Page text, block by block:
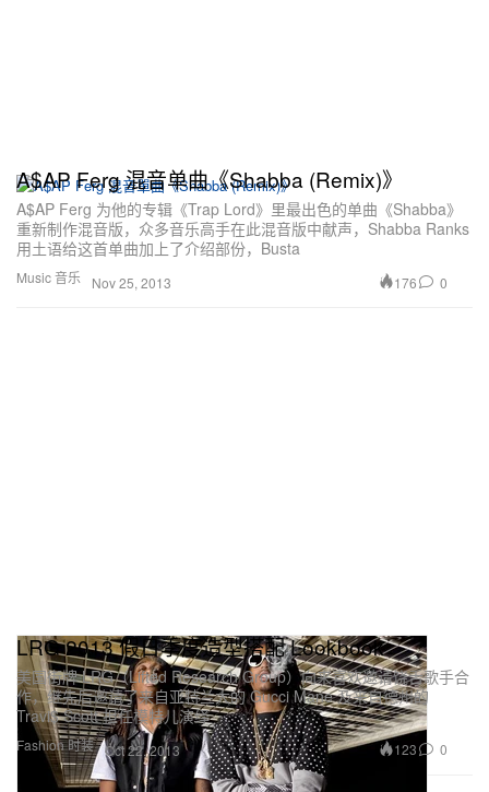
Music 音乐
A$AP Ferg 混音单曲《Shabba (Remix)》
A$AP Ferg 为他的专辑《Trap Lord》里最出色的单曲《Shabba》
重新制作混音版，众多音乐高手在此混音版中献声，Shabba Ranks
用土语给这首单曲加上了介绍部份，Busta
Nov 25, 2013 176 0
Fashion 时装
LRG 2013 假日季度造型搭配 Lookbook
美国街牌 LRG（Lifted Research Group）向来喜欢邀请饶舌歌手合
作，继先后邀请了来自亚特兰大的 Gucci Mane 及来自德州的
Travi$ Scott 担任模特儿演绎
Oct 22, 2013 123 0